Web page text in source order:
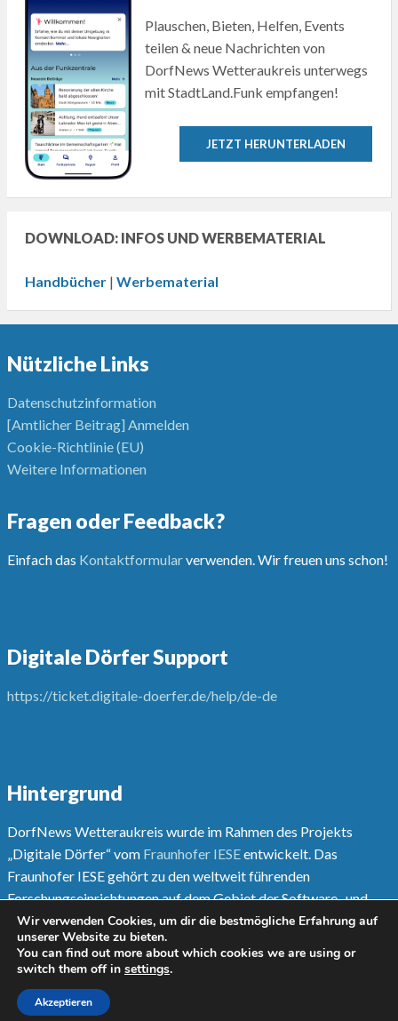
Plauschen, Bieten, Helfen, Events
teilen & neue Nachrichten von
DorfNews Wetteraukreis unterwegs
mit StadtLand.Funk empfangen!
JETZT HERUNTERLADEN
DOWNLOAD: INFOS UND WERBEMATERIAL
Handbücher| Werbematerial
Nützliche Links
Datenschutzinformation
[Amtlicher Beitrag] Anmelden
Cookie-Richtlinie (EU)
Weitere Informationen
Fragen oder Feedback?
Einfach das Kontaktformularverwenden. Wir freuen uns schon!
Digitale Dörfer Support
https://ticket.digitale-doerfer.de/help/de-de
Hintergrund
DorfNews Wetteraukreis wurde im Rahmen des Projekts
„Digitale Dörfer“ vom Fraunhofer IESEentwickelt. Das
Fraunhofer IESE gehört zu den weltweit führenden
Forschungseinrichtungen auf dem Gebiet der Software- und
Systementwicklungsmethoden.
Mehr unterwww.digitale-doerfer.de
Wir verwenden Cookies, um dir die bestmögliche Erfahrung auf
unserer Website zu bieten.
You can find out more about which cookies we are using or
switch them off in settings.
Akzeptieren